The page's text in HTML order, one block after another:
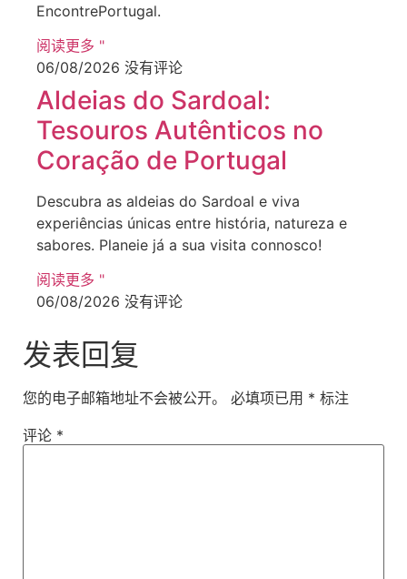
EncontrePortugal.
阅读更多 "
06/08/2026 没有评论
Aldeias do Sardoal:
Tesouros Autênticos no
Coração de Portugal
Descubra as aldeias do Sardoal e viva
experiências únicas entre história, natureza e
sabores. Planeie já a sua visita connosco!
阅读更多 "
06/08/2026 没有评论
发表回复
您的电子邮箱地址不会被公开。 必填项已用 * 标注
评论 *